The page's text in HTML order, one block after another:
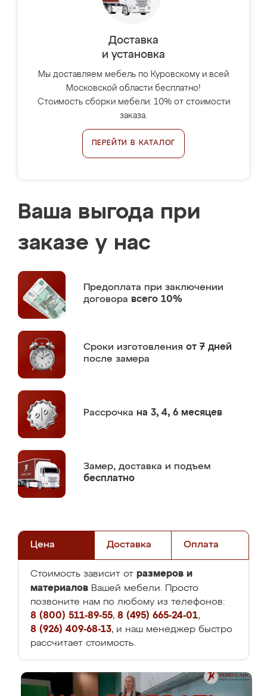
Доставка
и установка
Мы доставляем мебель по Куровскому и всей
Московской области бесплатно!
Стоимость сборки мебели: 10% от стоимости
заказа.
ПЕРЕЙТИ В КАТАЛОГ
Ваша выгода при
заказе у нас
Предоплата при заключении
договора всего 10%
Сроки изготовления от 7 дней
после замера
Рассрочка на 3, 4, 6 месяцев
Замер, доставка и подъем
бесплатно
Цена Доставка Оплата
Стоимость зависит от размеров и
материалов Вашей мебели. Просто
позвоните нам по любому из телефонов:
8 (800) 511-89-55, 8 (495) 665-24-01,
8 (926) 409-68-13, и наш менеджер быстро
рассчитает стоимость.